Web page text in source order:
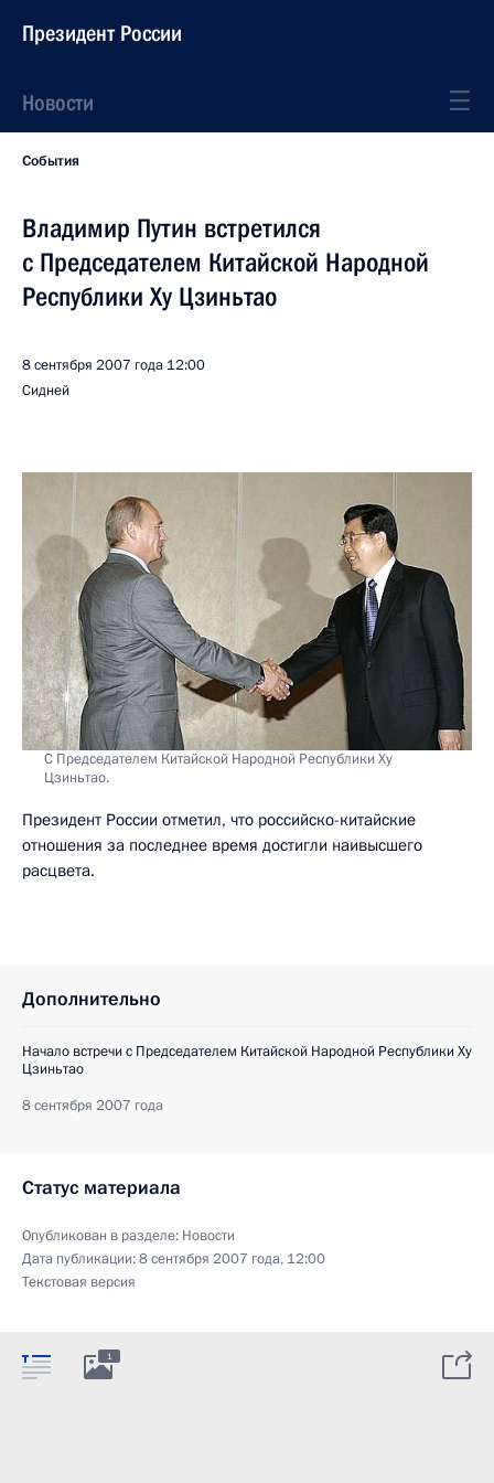
Президент России
Новости
События
Владимир Путин встретился
с Председателем Китайской Народной
Республики Ху Цзиньтао
8 сентября 2007 года 12:00
Сидней
С Председателем Китайской Народной Республики Ху
Цзиньтао.
Президент России отметил, что российско-китайские
отношения за последнее время достигли наивысшего
расцвета.
Дополнительно
Начало встречи с Председателем Китайской Народной Республики Ху
Цзиньтао
8 сентября 2007 года
Статус материала
Опубликован в разделе: Новости
Дата публикации:8 сентября 2007 года, 12:00
Текстовая версия
1